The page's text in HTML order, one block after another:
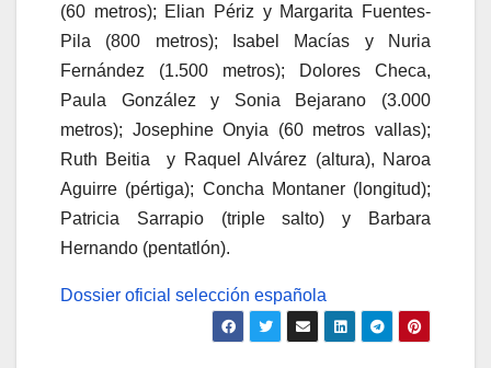
(60 metros); Elian Périz y Margarita Fuentes-
Pila (800 metros); Isabel Macías y Nuria
Fernández (1.500 metros); Dolores Checa,
Paula González y Sonia Bejarano (3.000
metros); Josephine Onyia (60 metros vallas);
Ruth Beitia y Raquel Alvárez (altura), Naroa
Aguirre (pértiga); Concha Montaner (longitud);
Patricia Sarrapio (triple salto) y Barbara
Hernando (pentatlón).
Dossier oficial selección española